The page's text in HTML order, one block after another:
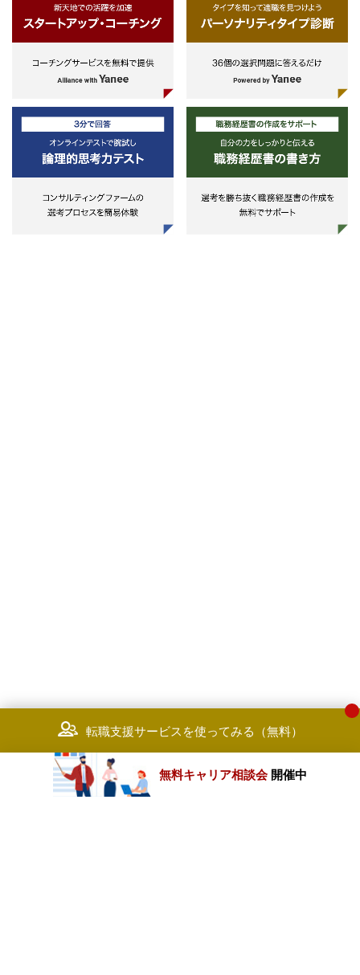
転職支援サービスを使ってみる（無料）
無料キャリア相談会 開催中